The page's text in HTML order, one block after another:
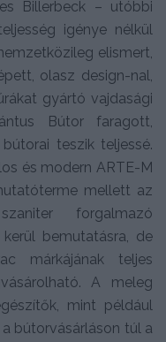
Billerbeck – utóbbi
igénye nélkül
elismert,
olasz design-nal,
gyártó vajdasági
Bútor faragott,
teszik teljessé.
és modern ARTE-M
mellett az
forgalmazó
bemutatásra, de
márkájának teljes
A meleg
mint például
bútorvásárláson túl a